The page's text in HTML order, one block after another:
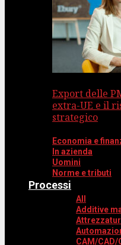
Export delle
extra-UE e il
strategico
Economia e
In azienda
Uomini
Norme e tributi
Processi
All
Additive
CAM/CAD/